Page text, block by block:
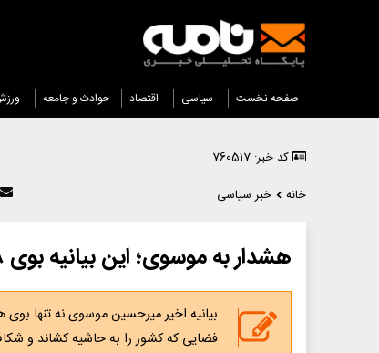
صفحه نخست سیاسی اقتصاد حوادث و جامعه
کد خبر: 760517
خانه
خبر سیاسی
هشدار به موسوی؛ این بیانیه بوی ۸۸ می‌دهد!
فضایی که کشور را به حاشیه کشاند و